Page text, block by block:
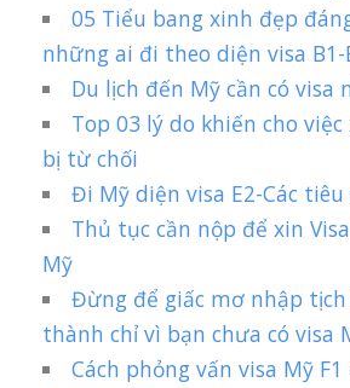
05 Tiểu bang xinh đẹp
những ai đi theo diện visa B1-
Du lịch đến Mỹ cần có visa
Top 03 lý do khiến cho
bị từ chối
Đi Mỹ diện visa E2-Các
Thủ tục cần nộp để xin
Mỹ
Đừng để giấc mơ nhập
thành chỉ vì bạn chưa có visa
Cách phỏng vấn visa Mỹ